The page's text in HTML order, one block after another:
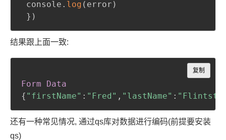
console. log ( error )
} )
结果跟上面一致:
Form Data
{ "firstName" : "Fred" , "lastName" :
复制
Copy
还有一种常见情况, 通过qs库对数据进行编码(前提要安装
qs)